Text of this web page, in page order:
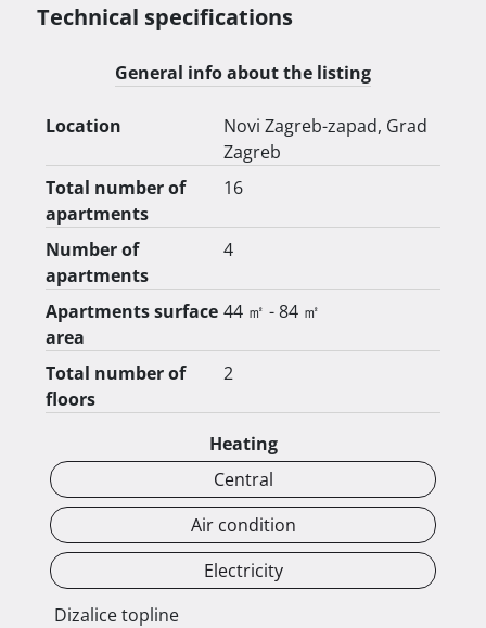
projektiranoj s naglaskom na funkcionalnost,
udobnost i estetiku.Stanovi su opremljeni
materijalima vrhunske kvalitete, a gradnju izvodi
provjereni i renomirani izvođač PRIZIDA GRADNJA
d.o.o..
Posebna prednost ove lokacije je blizina škole i
život, ali i odličnom prilikom za investiciju.
Uz stan je obavezna kupnja parkirnog mjesta.
Technical specifications
General info about the listing
Location
Novi Zagreb-zapad, Grad
Zagreb
Total number of
apartments
16
Number of
apartments
4
Apartments surface
area
44 ㎡ - 84 ㎡
Total number of
floors
2
Heating
Central
Air condition
Electricity
Dizalice topline